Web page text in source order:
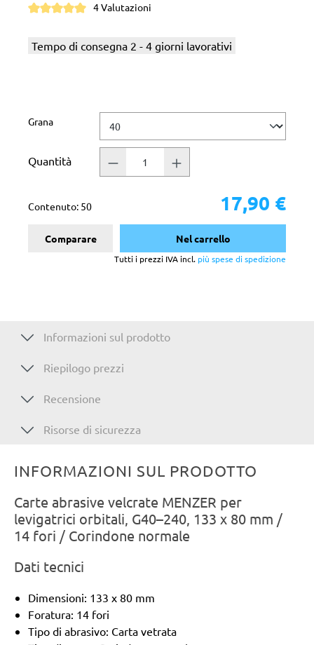
4 Valutazioni
Tempo di consegna 2 - 4 giorni lavorativi
Seleziona
Grana
Quantità
Contenuto: 50 17,90 €
Comparare Nel carrello
Tutti i prezzi IVA incl. più spese di spedizione
Informazioni sul prodotto
Riepilogo prezzi
Recensione
Risorse di sicurezza
INFORMAZIONI SUL PRODOTTO
Carte abrasive velcrate MENZER per
levigatrici orbitali, G40–240, 133 x 80 mm /
14 fori / Corindone normale
Dati tecnici
Dimensioni: 133 x 80 mm
Foratura: 14 fori
Tipo di abrasivo: Carta vetrata